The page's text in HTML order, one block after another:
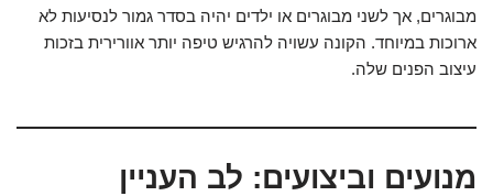
מבוגרים, אך לשני מבוגרים או ילדים יהיה בסדר גמור לנסיעות לא
ארוכות במיוחד. הקונה עשויה להרגיש טיפה יותר אוורירית בזכות
עיצוב הפנים שלה.
מנועים וביצועים: לב העניין